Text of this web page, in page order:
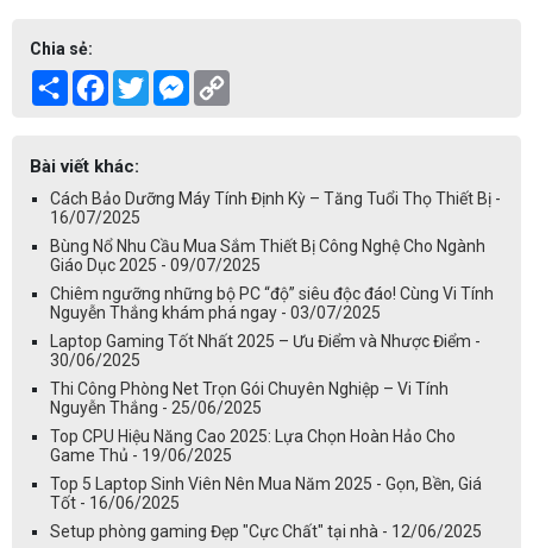
Chia sẻ:
Share Facebook
TwitterMessenger
Bài viết khác:
Cách Bảo Dưỡng Máy Tính Định Kỳ – Tăng Tuổi Thọ Thiết Bị -
16/07/2025
Bùng Nổ Nhu Cầu Mua Sắm Thiết Bị Công Nghệ Cho Ngành
Giáo Dục 2025 - 09/07/2025
Chiêm ngưỡng những bộ PC “độ” siêu độc đáo! Cùng Vi Tính
Nguyễn Thắng khám phá ngay - 03/07/2025
Laptop Gaming Tốt Nhất 2025 – Ưu Điểm và Nhược Điểm -
30/06/2025
Thi Công Phòng Net Trọn Gói Chuyên Nghiệp – Vi Tính
Nguyễn Thắng - 25/06/2025
Top CPU Hiệu Năng Cao 2025: Lựa Chọn Hoàn Hảo Cho
Game Thủ - 19/06/2025
Top 5 Laptop Sinh Viên Nên Mua Năm 2025 - Gọn, Bền, Giá
Tốt - 16/06/2025
Setup phòng gaming Đẹp "Cực Chất" tại nhà - 12/06/2025